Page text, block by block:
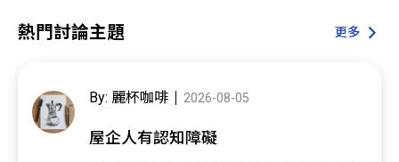
熱門討論主題 更多
By: 麗杯咖啡 2026-08-05
屋企人有認知障礙